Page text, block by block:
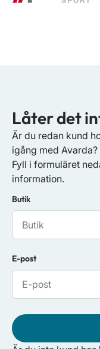
Låter det
Är du redan kund
igång med Avarda?
Fyll i formuläret
information.
Butik
E-post